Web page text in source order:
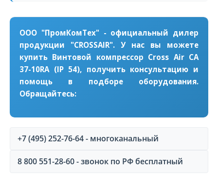
ООО "ПромКомТех" - официальный дилер
продукции "CROSSAIR". У нас вы можете
купить Винтовой компрессор Cross Air CA
37-10RA (IP 54), получить консультацию и
помощь в подборе оборудования.
Обращайтесь:
+7 (495) 252-76-64 - многоканальный
8 800 551-28-60 - звонок по РФ бесплатный